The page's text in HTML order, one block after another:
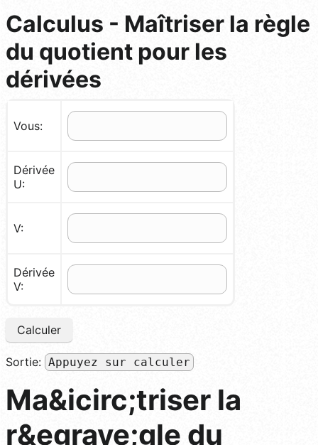
Calculus - Maîtriser la règle
du quotient pour les
dérivées
Vous:
Dérivée
U:
V:
Dérivée
V:
Calculer
Sortie: Appuyez sur calculer
Ma&icirc;triser la
r&egrave;gle du